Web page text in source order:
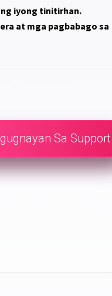
iyong tinitirhan.
at mga pagbabago sa
Sa Support